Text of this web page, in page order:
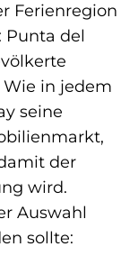
Ferienregion
Punta del
Wie in jedem
seine
der
wird.
Auswahl
sollte: